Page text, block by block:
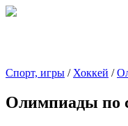
Спорт, игры / Хоккей /
Олимпиады по